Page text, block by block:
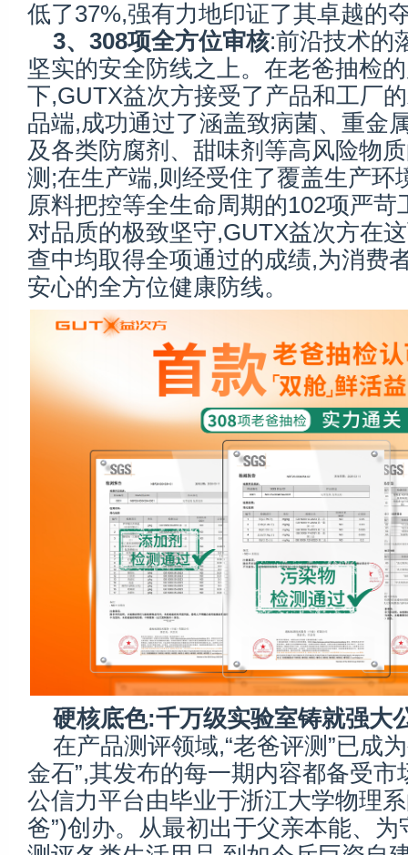
低了37%,强有力地印证了其卓越的
3、308项全方位审核:前沿技术的
坚实的安全防线之上。在老爸抽检
下,GUTX益次方接受了产品和工厂
品端,成功通过了涵盖致病菌、重金
及各类防腐剂、甜味剂等高风险物
测;在生产端,则经受住了覆盖生产环
原料把控等全生命周期的102项严苛
对品质的极致坚守,GUTX益次方在
查中均取得全项通过的成绩,为消费
安心的全方位健康防线。
硬核底色:千万级实验室铸就强大
在产品测评领域,“老爸评测”已成
金石”,其发布的每一期内容都备受市
公信力平台由毕业于浙江大学物理
爸”)创办。从最初出于父亲本能、